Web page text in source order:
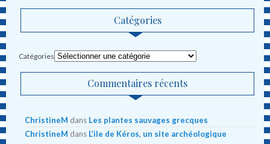
Catégories
Catégories
Commentaires récents
ChristineM dans Les plantes sauvages grecques
ChristineM dans L’ile de Kéros, un site archéologique